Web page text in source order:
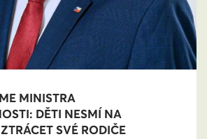
MINISTRA
DĚTI NESMÍ NA
SVÉ RODIČE